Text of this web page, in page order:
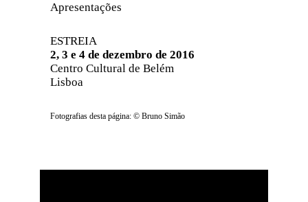
Apresentações
ESTREIA
2, 3 e 4 de dezembro de 2016
Centro Cultural de Belém
Lisboa
Fotografias desta página: © Bruno Simão